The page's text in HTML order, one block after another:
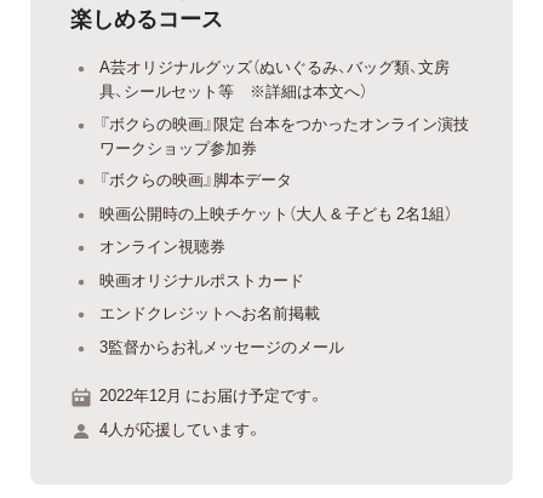
楽しめるコース
A芸オリジナルグッズ（ぬいぐるみ、バッグ類、文房
具、シールセット等 ※詳細は本文へ）
『ボクらの映画』限定 台本をつかったオンライン演技
ワークショップ参加券
『ボクらの映画』脚本データ
映画公開時の上映チケット（大人 & 子ども 2名1組）
オンライン視聴券
映画オリジナルポストカード
エンドクレジットへお名前掲載
3監督からお礼メッセージのメール
2022年12月 にお届け予定です。
4人が応援しています。